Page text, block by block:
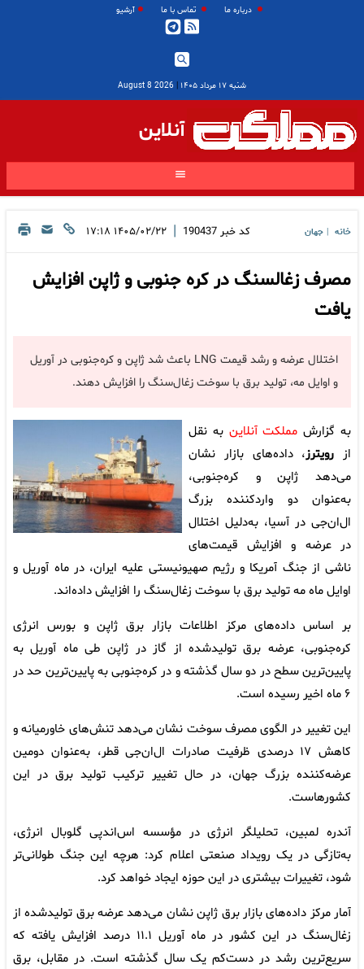
درباره ما تماس با ما آرشیو
شنبه ۱۷ مرداد ۱۴۰۵ |
2026 August 8
آنلاین
خانه جهان کد خبر 190437
| ۱۴۰۵/۰۲/۲۲ ۱۷:۱۸
مصرف زغالسنگ در کره جنوبی و ژاپن افزایش
یافت
اختلال عرضه و رشد قیمت LNG باعث شد ژاپن و کره‌جنوبی در آوریل
و اوایل مه، تولید برق با سوخت زغال‌سنگ را افزایش دهند.
به گزارش مملکت آنلاین به نقل
از رویترز، داده‌های بازار نشان
می‌دهد ژاپن و کره‌جنوبی،
به‌عنوان دو واردکننده بزرگ
ال‌ان‌جی در آسیا، به‌دلیل اختلال
در عرضه و افزایش قیمت‌های
ناشی از جنگ آمریکا و رژیم صهیونیستی علیه ایران، در ماه آوریل و
اوایل ماه مه تولید برق با سوخت زغال‌سنگ را افزایش داده‌اند.
بر اساس داده‌های مرکز اطلاعات بازار برق ژاپن و بورس انرژی
کره‌جنوبی، عرضه برق تولیدشده از گاز در ژاپن طی ماه آوریل به
پایین‌ترین سطح در دو سال گذشته و در کره‌جنوبی به پایین‌ترین حد در
۶ ماه اخیر رسیده است.
این تغییر در الگوی مصرف سوخت نشان می‌دهد تنش‌های خاورمیانه و
کاهش ۱۷ درصدی ظرفیت صادرات ال‌ان‌جی قطر، به‌عنوان دومین
عرضه‌کننده بزرگ جهان، در حال تغییر ترکیب تولید برق در این
کشورهاست.
آندره لمبین، تحلیلگر انرژی در مؤسسه اس‌اندپی گلوبال انرژی،
به‌تازگی در یک رویداد صنعتی اعلام کرد: هرچه این جنگ طولانی‌تر
شود، تغییرات بیشتری در این حوزه ایجاد خواهد کرد.
آمار مرکز داده‌های بازار برق ژاپن نشان می‌دهد عرضه برق تولیدشده از
زغال‌سنگ در این کشور در ماه آوریل ۱۱.۱ درصد افزایش یافته که
سریع‌ترین رشد در دست‌کم یک سال گذشته است. در مقابل، برق